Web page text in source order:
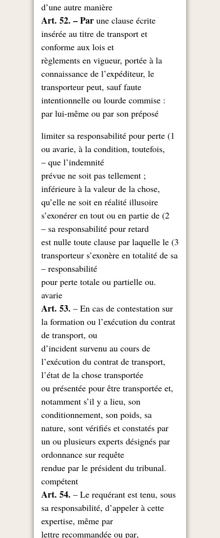
d’une autre manière
Art. 52. – Par une clause écrite
insérée au titre de transport et
conforme aux lois et
règlements en vigueur, portée à la
connaissance de l’expéditeur, le
transporteur peut, sauf faute
: intentionnelle ou lourde commise
par lui-même ou par son préposé
1) limiter sa responsabilité pour perte
ou avarie, à la condition, toutefois,
que l’indemnité –
; prévue ne soit pas tellement
inférieure à la valeur de la chose,
qu’elle ne soit en réalité illusoire
2) s’exonérer en tout ou en partie de
sa responsabilité pour retard –
3) est nulle toute clause par laquelle le
transporteur s’exonère en totalité de sa
responsabilité –
.pour perte totale ou partielle ou
avarie
Art. 53. – En cas de contestation sur
la formation ou l’exécution du contrat
de transport, ou
d’incident survenu au cours de
l’exécution du contrat de transport,
l’état de la chose transportée
ou présentée pour être transportée et,
notamment s’il y a lieu, son
conditionnement, son poids, sa
nature, sont vérifiés et constatés par
un ou plusieurs experts désignés par
ordonnance sur requête
.rendue par le président du tribunal
compétent
Art. 54. – Le requérant est tenu, sous
sa responsabilité, d’appeler à cette
expertise, même par
,lettre recommandée ou par